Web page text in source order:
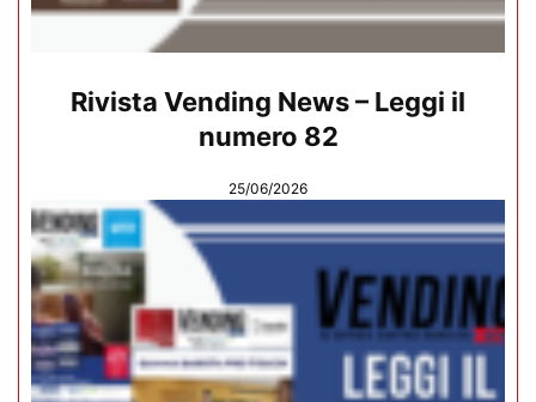
Rivista Vending News – Leggi il
numero 82
25/06/2026